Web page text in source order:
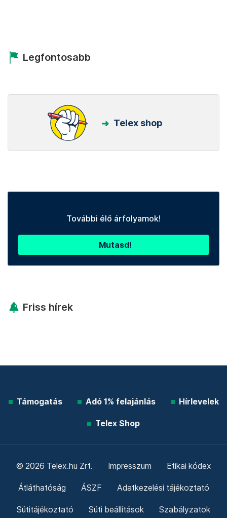
Legfontosabb
Telex shop
További élő árfolyamok!
Mutasd!
Friss hírek
Támogatás Adó 1% felajánlás Hírlevelek
Telex Shop
© 2026 Telex.hu Zrt. Impresszum Etikai kódex
Átláthatóság ÁSZF Adatkezelési tájékoztató
Sütitájékoztató Süti beállítások Szabályzatok